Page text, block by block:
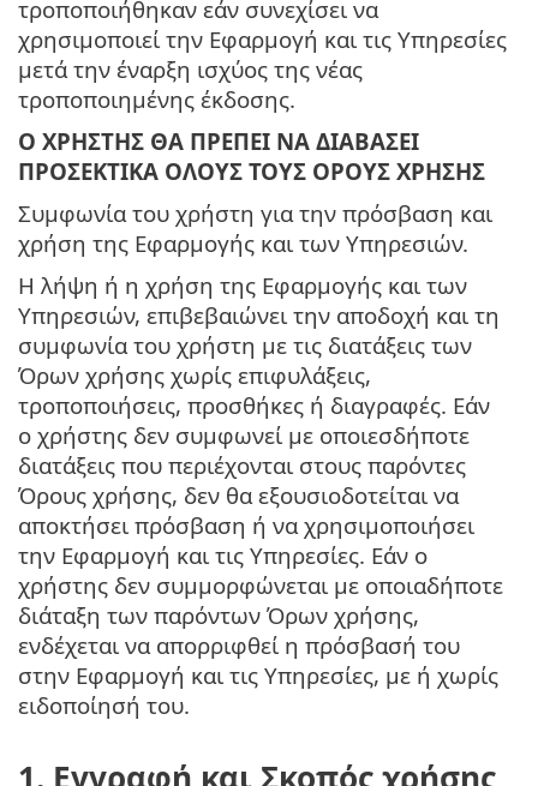
τροποποιήθηκαν εάν συνεχίσει να
χρησιμοποιεί την Εφαρμογή και τις Υπηρεσίες
μετά την έναρξη ισχύος της νέας
τροποποιημένης έκδοσης.
Ο ΧΡΗΣΤΗΣ ΘΑ ΠΡΕΠΕΙ ΝΑ ΔΙΑΒΑΣΕΙ
ΠΡΟΣΕΚΤΙΚΑ ΟΛΟΥΣ ΤΟΥΣ ΟΡΟΥΣ ΧΡΗΣΗΣ
Συμφωνία του χρήστη για την πρόσβαση και
χρήση της Εφαρμογής και των Υπηρεσιών.
Η λήψη ή η χρήση της Εφαρμογής και των
Υπηρεσιών, επιβεβαιώνει την αποδοχή και τη
συμφωνία του χρήστη με τις διατάξεις των
Όρων χρήσης χωρίς επιφυλάξεις,
τροποποιήσεις, προσθήκες ή διαγραφές. Εάν
ο χρήστης δεν συμφωνεί με οποιεσδήποτε
διατάξεις που περιέχονται στους παρόντες
Όρους χρήσης, δεν θα εξουσιοδοτείται να
αποκτήσει πρόσβαση ή να χρησιμοποιήσει
την Εφαρμογή και τις Υπηρεσίες. Εάν ο
χρήστης δεν συμμορφώνεται με οποιαδήποτε
διάταξη των παρόντων Όρων χρήσης,
ενδέχεται να απορριφθεί η πρόσβασή του
στην Εφαρμογή και τις Υπηρεσίες, με ή χωρίς
ειδοποίησή του.